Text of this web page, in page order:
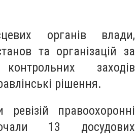
органів влади,
та організацій за
контрольних заходів
рішення.
ревізій правоохоронні
13 досудових